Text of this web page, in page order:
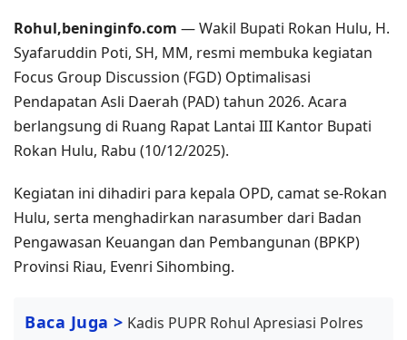
Rohul,beninginfo.com — Wakil Bupati Rokan Hulu, H.
Syafaruddin Poti, SH, MM, resmi membuka kegiatan
Focus Group Discussion (FGD) Optimalisasi
Pendapatan Asli Daerah (PAD) tahun 2026. Acara
berlangsung di Ruang Rapat Lantai III Kantor Bupati
Rokan Hulu, Rabu (10/12/2025).
Kegiatan ini dihadiri para kepala OPD, camat se-Rokan
Hulu, serta menghadirkan narasumber dari Badan
Pengawasan Keuangan dan Pembangunan (BPKP)
Provinsi Riau, Evenri Sihombing.
Baca Juga > Kadis PUPR Rohul Apresiasi Polres